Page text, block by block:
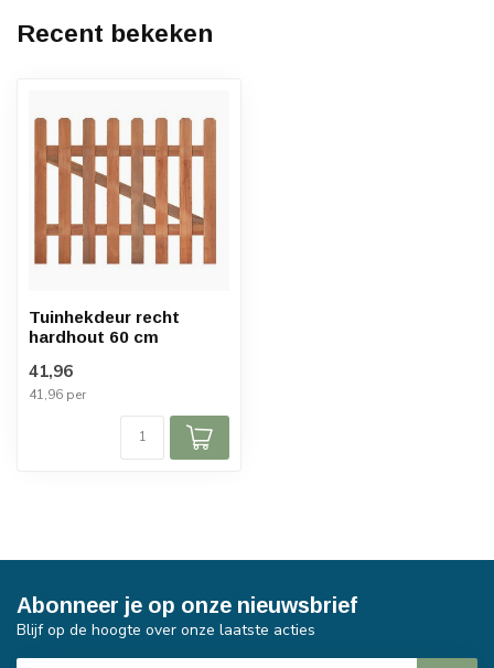
Recent bekeken
Tuinhekdeur recht
hardhout 60 cm
41,96
41,96 per
Abonneer je op onze nieuwsbrief
Blijf op de hoogte over onze laatste acties